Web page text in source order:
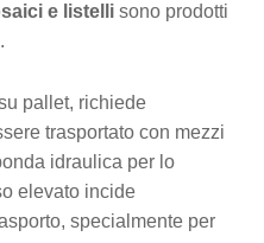
e listelli sono prodotti
pallet, richiede
trasportato con mezzi
idraulica per lo
elevato incide
specialmente per